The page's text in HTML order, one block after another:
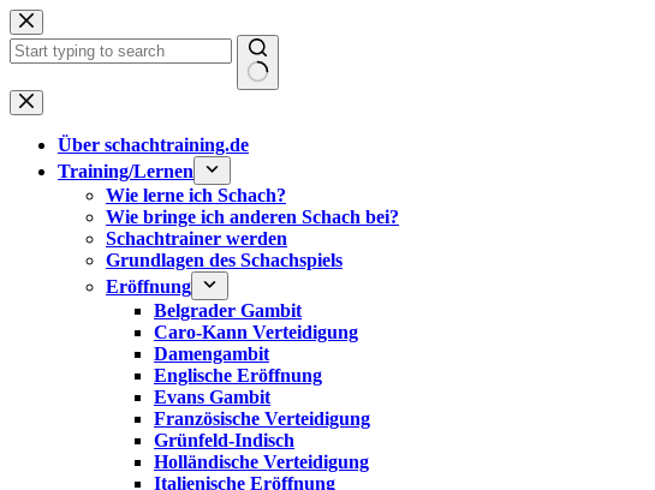
Zum
Inhalt
springen
Keine
Ergebnisse
Über schachtraining.de
Training/Lernen
Wie lerne ich Schach?
Wie bringe ich anderen Schach bei?
Schachtrainer werden
Grundlagen des Schachspiels
Eröffnung
Belgrader Gambit
Caro-Kann Verteidigung
Damengambit
Englische Eröffnung
Evans Gambit
Französische Verteidigung
Grünfeld-Indisch
Holländische Verteidigung
Italienische Eröffnung